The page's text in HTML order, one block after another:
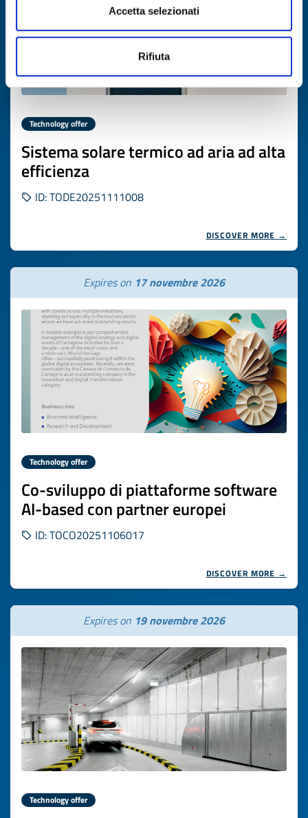
Accetta selezionati
Rifiuta
Technology offer
Sistema solare termico ad aria ad alta
efficienza
ID: TODE20251111008
DISCOVER MORE →
Expires on 17 novembre 2026
Technology offer
Co-sviluppo di piattaforme software
AI-based con partner europei
ID: TOCO20251106017
DISCOVER MORE →
Expires on 19 novembre 2026
Technology offer